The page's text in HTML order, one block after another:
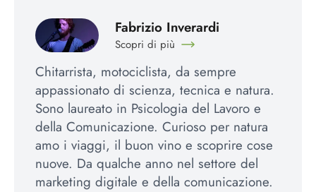
Fabrizio Inverardi
Scopri di più
Chitarrista, motociclista, da sempre
appassionato di scienza, tecnica e natura.
Sono laureato in Psicologia del Lavoro e
della Comunicazione. Curioso per natura
amo i viaggi, il buon vino e scoprire cose
nuove. Da qualche anno nel settore del
marketing digitale e della comunicazione.